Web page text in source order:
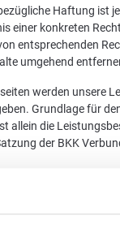
Haftung ist
einer konkreten
entsprechenden
umgehend
werden unsere
Grundlage für
allein die
der BKK
Links zu externen
haben. Deshalb